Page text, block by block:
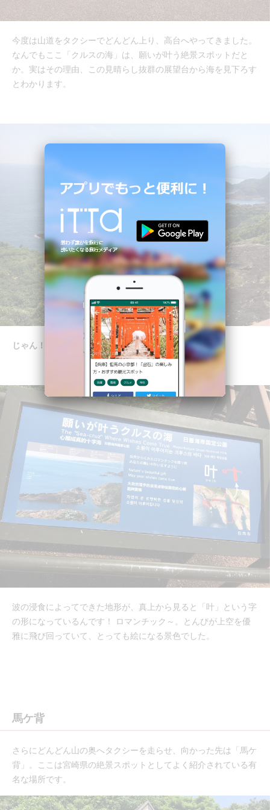
今度は山道をタクシーでどんどん上り、高台へやってきました。
なんでもここ「クルスの海」は、願いが叶う絶景スポットだと
か。実はその理由、この見晴らし抜群の展望台から海を見下ろす
とわかります。
じゃん！ お気づきでしょうか？
波の浸食によってできた地形が、真上から見ると「叶」という字
の形になっているんです！ ロマンチック～。とんびが上空を優
雅に飛び回っていて、とっても絵になる景色でした。
馬ケ背
さらにどんどん山の奥へタクシーを走らせ、向かった先は「馬ケ
背」。ここは宮崎県の絶景スポットとしてよく紹介されている有
名な場所です。